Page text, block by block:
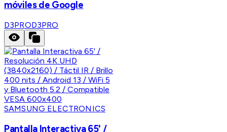
móviles de Google
D3PROD3PRO
SAMSUNG ELECTRONICS
Pantalla Interactiva 65' /